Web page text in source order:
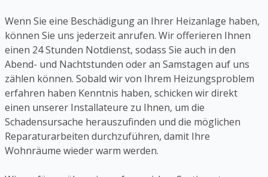
Wenn Sie eine Beschädigung an Ihrer Heizanlage haben,
können Sie uns jederzeit anrufen. Wir offerieren Ihnen
einen 24 Stunden Notdienst, sodass Sie auch in den
Abend- und Nachtstunden oder an Samstagen auf uns
zählen können. Sobald wir von Ihrem Heizungsproblem
erfahren haben Kenntnis haben, schicken wir direkt
einen unserer Installateure zu Ihnen, um die
Schadensursache herauszufinden und die möglichen
Reparaturarbeiten durchzuführen, damit Ihre
Wohnräume wieder warm werden.